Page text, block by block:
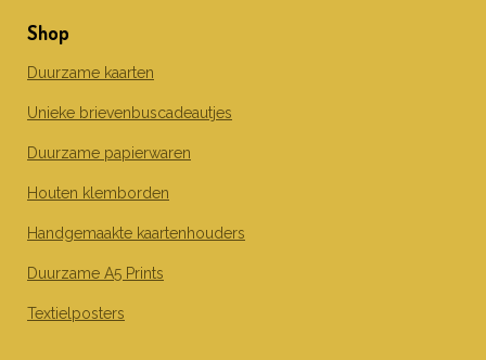
Shop
Duurzame kaarten
Unieke brievenbuscadeautjes
Duurzame papierwaren
Houten klemborden
Handgemaakte kaartenhouders
Duurzame A5 Prints
Textielposters